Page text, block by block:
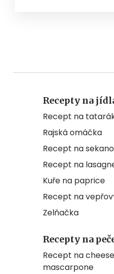
Recepty na
Recept na
Rajská omáčka
Recept na
Recept na
Kuře na paprice
Recept na
Zelňačka
Recepty na
Recept na
mascarpone